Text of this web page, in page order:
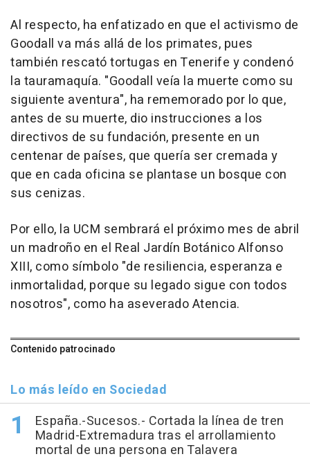
Al respecto, ha enfatizado en que el activismo de
Goodall va más allá de los primates, pues
también rescató tortugas en Tenerife y condenó
la tauramaquía. "Goodall veía la muerte como su
siguiente aventura", ha rememorado por lo que,
antes de su muerte, dio instrucciones a los
directivos de su fundación, presente en un
centenar de países, que quería ser cremada y
que en cada oficina se plantase un bosque con
sus cenizas.
Por ello, la UCM sembrará el próximo mes de abril
un madroño en el Real Jardín Botánico Alfonso
XIII, como símbolo "de resiliencia, esperanza e
inmortalidad, porque su legado sigue con todos
nosotros", como ha aseverado Atencia.
Contenido patrocinado
Lo más leído en Sociedad
España.-Sucesos.- Cortada la línea de tren
Madrid-Extremadura tras el arrollamiento
mortal de una persona en Talavera